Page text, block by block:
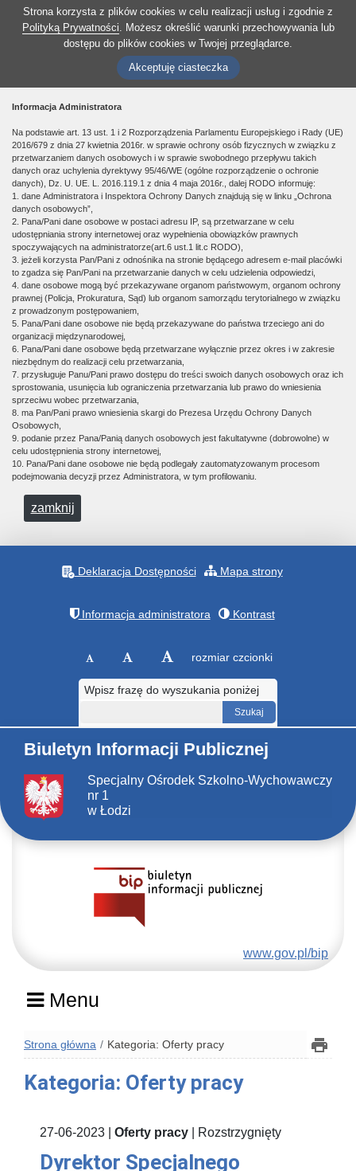
Strona korzysta z plików cookies w celu realizacji usług i zgodnie z
Polityką Prywatności. Możesz określić warunki przechowywania lub
dostępu do plików cookies w Twojej przeglądarce.
Akceptuję ciasteczka
Informacja Administratora
Na podstawie art. 13 ust. 1 i 2 Rozporządzenia Parlamentu Europejskiego i Rady (UE)
2016/679 z dnia 27 kwietnia 2016r. w sprawie ochrony osób fizycznych w związku z
przetwarzaniem danych osobowych i w sprawie swobodnego przepływu takich
danych oraz uchylenia dyrektywy 95/46/WE (ogólne rozporządzenie o ochronie
danych), Dz. U. UE. L. 2016.119.1 z dnia 4 maja 2016r., dalej RODO informuję:
1. dane Administratora i Inspektora Ochrony Danych znajdują się w linku „Ochrona
danych osobowych”,
2. Pana/Pani dane osobowe w postaci adresu IP, są przetwarzane w celu
udostępniania strony internetowej oraz wypełnienia obowiązków prawnych
spoczywających na administratorze(art.6 ust.1 lit.c RODO),
3. jeżeli korzysta Pan/Pani z odnośnika na stronie będącego adresem e-mail placówki
to zgadza się Pan/Pani na przetwarzanie danych w celu udzielenia odpowiedzi,
4. dane osobowe mogą być przekazywane organom państwowym, organom ochrony
prawnej (Policja, Prokuratura, Sąd) lub organom samorządu terytorialnego w związku
z prowadzonym postępowaniem,
5. Pana/Pani dane osobowe nie będą przekazywane do państwa trzeciego ani do
organizacji międzynarodowej,
6. Pana/Pani dane osobowe będą przetwarzane wyłącznie przez okres i w zakresie
niezbędnym do realizacji celu przetwarzania,
7. przysługuje Panu/Pani prawo dostępu do treści swoich danych osobowych oraz ich
sprostowania, usunięcia lub ograniczenia przetwarzania lub prawo do wniesienia
sprzeciwu wobec przetwarzania,
8. ma Pan/Pani prawo wniesienia skargi do Prezesa Urzędu Ochrony Danych
Osobowych,
9. podanie przez Pana/Panią danych osobowych jest fakultatywne (dobrowolne) w
celu udostępnienia strony internetowej,
10. Pana/Pani dane osobowe nie będą podlegały zautomatyzowanym procesom
podejmowania decyzji przez Administratora, w tym profilowaniu.
zamknij
Deklaracja Dostępności Mapa strony
Informacja administratora Kontrast
rozmiar czcionki
Wpisz frazę do wyszukania poniżej
Biuletyn Informacji Publicznej
Specjalny Ośrodek Szkolno-Wychowawczy
nr 1
w Łodzi
www.gov.pl/bip
Menu
Strona główna Kategoria: Oferty pracy
Kategoria: Oferty pracy
27-06-2023 | Oferty pracy | Rozstrzygnięty
Dyrektor Specjalnego